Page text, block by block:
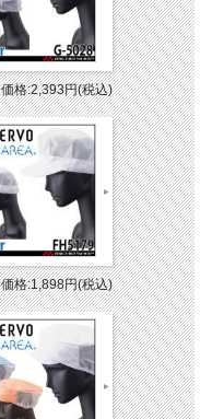
価格:2,393円(税込)
価格:1,898円(税込)